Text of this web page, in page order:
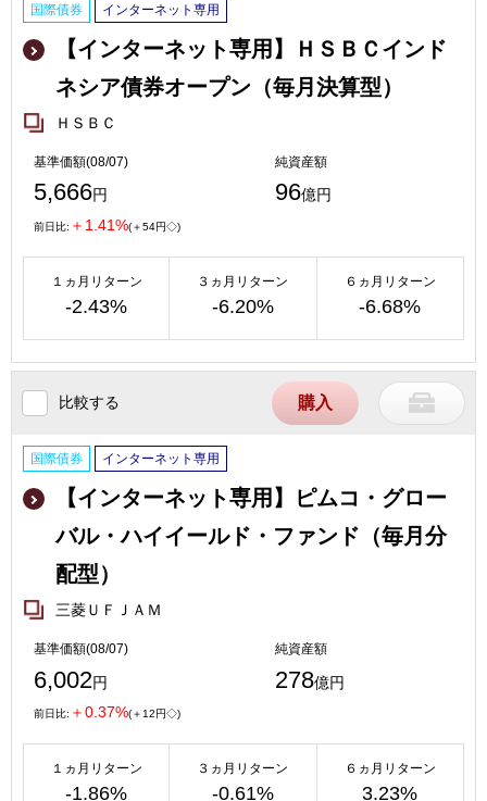
国際債券 インターネット専用
【インターネット専用】ＨＳＢＣインド
ネシア債券オープン（毎月決算型）
ＨＳＢＣ
基準価額(08/07)
5,666円
純資産額
96億円
前日比: ＋1.41%(＋54円◇)
１ヵ月リターン
-2.43%
３ヵ月リターン
-6.20%
６ヵ月リターン
-6.68%
比較する 購入
国際債券 インターネット専用
【インターネット専用】ピムコ・グロー
バル・ハイイールド・ファンド（毎月分
配型）
三菱ＵＦＪＡＭ
基準価額(08/07)
6,002円
純資産額
278億円
前日比: ＋0.37%(＋12円◇)
１ヵ月リターン
-1.86%
３ヵ月リターン
-0.61%
６ヵ月リターン
3.23%